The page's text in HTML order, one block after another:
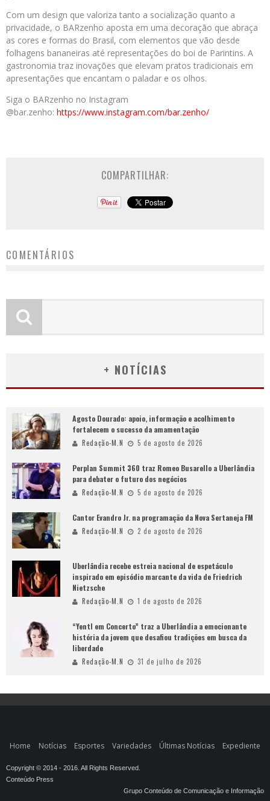
Com um design que valoriza tanto a socialização quanto a
privacidade, o BARzenho aposta em uma decoração que abraça
as cores e formas do Brasil, com elementos que vão desde
folhagens bananeiras até representações do boi de Parintins. A
gastronomia traz inovações que elevam pratos tradicionais em
apresentações que encantam o paladar e os olhos.
Siga o BARzenho no Instagram
@bar.zenho: https://www.instagram.com/bar.zenho/
COMPARTILHAR:
COMENTÁRIOS
+ NOTÍCIAS
Agosto Dourado: apoio, informação e acolhimento
fortalecem o sucesso da amamentação
Redação-M.N 5 de agosto de 2026
Perplan Summit 360 traz Romeo Busarello a Uberlândia
para debater o futuro dos negócios
Redação-M.N 5 de agosto de 2026
Cantor Evandro Jr. na programação da Nova Sertaneja FM
Redação-M.N 2 de agosto de 2026
Uberlândia recebe estreia nacional de espetáculo
inspirado em episódio marcante da vida de Friedrich
Nietzsche
Redação-M.N 1 de agosto de 2026
“Yentl em Concerto” traz a Uberlândia a emocionante
história da jovem que desafiou tradições em busca da
liberdade
Redação-M.N 31 de julho de 2026
Home Notícias Esportes Variedades Últimas Notícias Expediente
Copyright © 2014 - 2016. All Rights Reserved.
Conteúdo Press
Grupo Conteúdo de Comunicação e Informação